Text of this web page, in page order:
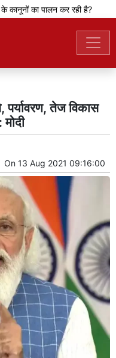
का पालन कर रही है?
पर्यावरण, तेज विकास
मोदी
On 13 Aug 2021 09:16:00